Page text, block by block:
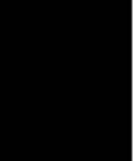
apasionada
nunca se detenga.
cinematográfico.
proyecta nuestra